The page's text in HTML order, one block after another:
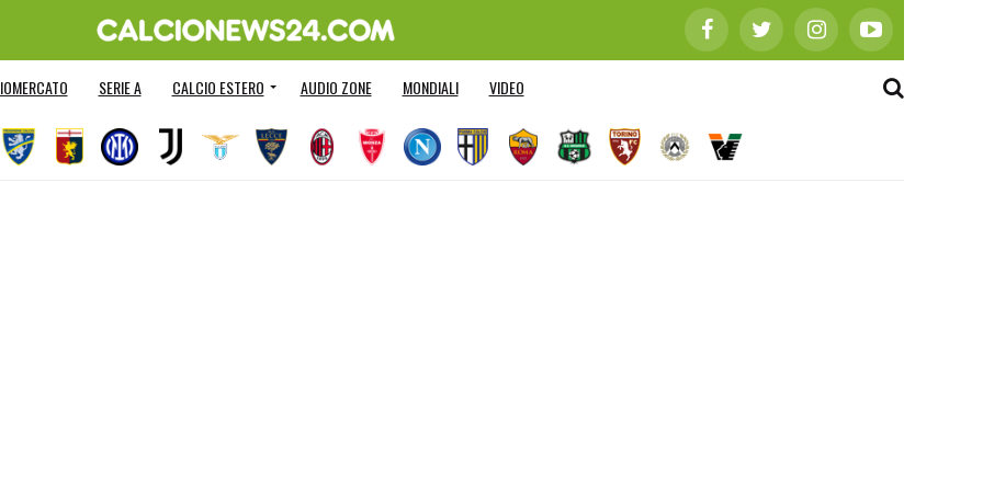
SERIE A CALCIO ESTERO AUDIO ZONE MONDIALI VIDEO